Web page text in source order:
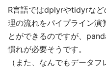
R言語ではdplyrやtidyrな
理の流れをパイプライン演
とができるのですが、
慣れが必要そうです。
（また、なんでもデータフ